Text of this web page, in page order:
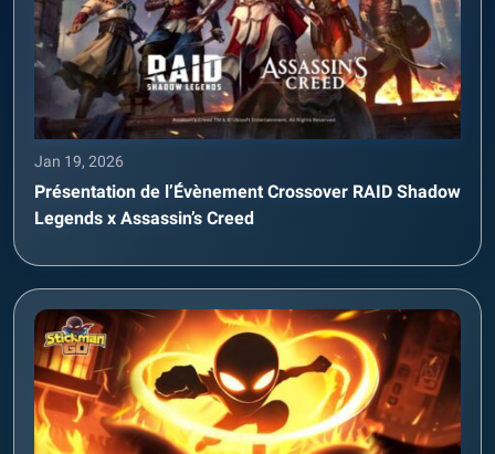
Jan 19, 2026
Présentation de l’Évènement Crossover RAID Shadow
Legends x Assassin’s Creed